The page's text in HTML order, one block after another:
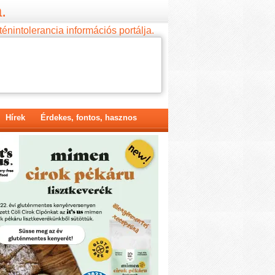
információs portálja.
Hírek Érdekes, fontos, hasznos